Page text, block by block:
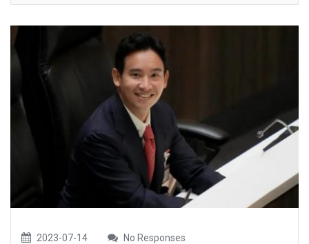
2023-07-14 No Responses